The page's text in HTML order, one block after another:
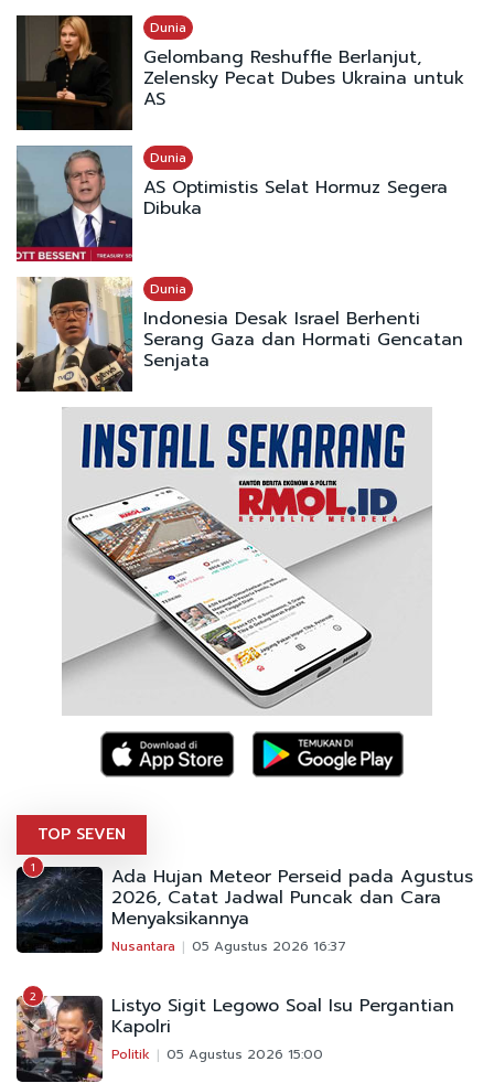
Dunia
Gelombang Reshuffle Berlanjut,
Zelensky Pecat Dubes Ukraina untuk
AS
Dunia
AS Optimistis Selat Hormuz Segera
Dibuka
Dunia
Indonesia Desak Israel Berhenti
Serang Gaza dan Hormati Gencatan
Senjata
TOP SEVEN
1 Ada Hujan Meteor Perseid pada Agustus
2026, Catat Jadwal Puncak dan Cara
Menyaksikannya
Nusantara 05 Agustus 2026 16:37
2 Listyo Sigit Legowo Soal Isu Pergantian
Kapolri
Politik 05 Agustus 2026 15:00